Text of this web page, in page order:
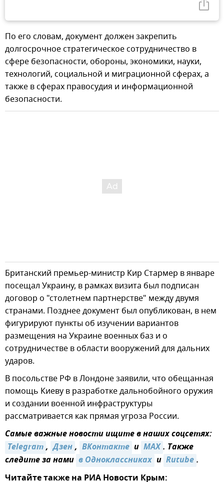
По его словам, документ должен закрепить
долгосрочное стратегическое сотрудничество в
сфере безопасности, обороны, экономики, науки,
технологий, социальной и миграционной сферах, а
также в сферах правосудия и информационной
безопасности.
Британский премьер-министр Кир Стармер в январе
посещал Украину, в рамках визита был подписан
договор о "столетнем партнерстве" между двумя
странами. Позднее документ был опубликован, в нем
фигурируют пункты об изучении вариантов
размещения на Украине военных баз и о
сотрудничестве в области вооружений для дальних
ударов.
В посольстве РФ в Лондоне заявили, что обещанная
помощь Киеву в разработке дальнобойного оружия
и создании военной инфраструктуры
рассматривается как прямая угроза России.
Самые важные новости ищите в наших соцсетях:
Telegram, Дзен, ВКонтакте и MAX. Также
следите за нами в Одноклассниках и Rutube.
Читайте также на РИА Новости Крым: